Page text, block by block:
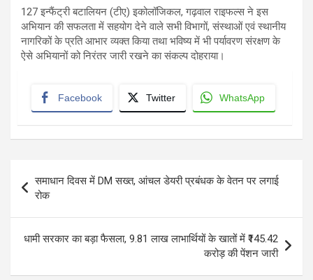
127 इन्फैंट्री बटालियन (टीए) इकोलॉजिकल, गढ़वाल राइफल्स ने इस
अभियान की सफलता में सहयोग देने वाले सभी विभागों, संस्थाओं एवं स्थानीय
नागरिकों के प्रति आभार व्यक्त किया तथा भविष्य में भी पर्यावरण संरक्षण के
ऐसे अभियानों को निरंतर जारी रखने का संकल्प दोहराया।
Facebook Twitter WhatsApp
navigation
समाधान दिवस में DM सख्त, आंचल डेयरी प्रबंधक के वेतन पर लगाई
रोक
धामी सरकार का बड़ा फैसला, 9.81 लाख लाभार्थियों के खातों में ₹145.42
करोड़ की पेंशन जारी